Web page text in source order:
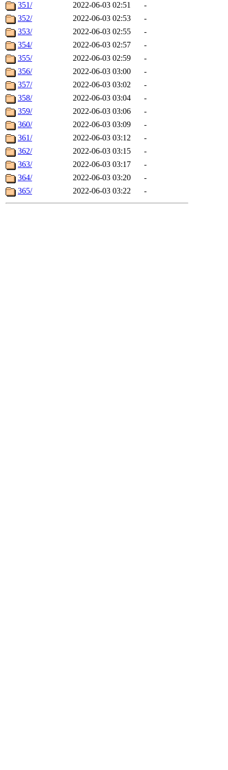
351/
2022-06-03 02:51
-
352/
2022-06-03 02:53
-
353/
2022-06-03 02:55
-
354/
2022-06-03 02:57
-
355/
2022-06-03 02:59
-
356/
2022-06-03 03:00
-
357/
2022-06-03 03:02
-
358/
2022-06-03 03:04
-
359/
2022-06-03 03:06
-
360/
2022-06-03 03:09
-
361/
2022-06-03 03:12
-
362/
2022-06-03 03:15
-
363/
2022-06-03 03:17
-
364/
2022-06-03 03:20
-
365/
2022-06-03 03:22 -